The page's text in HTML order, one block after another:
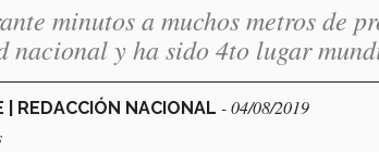
minutos a muchos metros de
nacional y ha sido 4to lugar
| REDACCIÓN NACIONAL - 04/08/2019